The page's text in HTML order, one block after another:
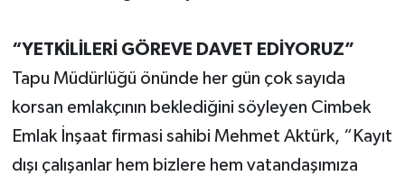
“YETKİLİLERİ GÖREVE DAVET EDİYORUZ”
Tapu Müdürlüğü önünde her gün çok sayıda
korsan emlakçının beklediğini söyleyen Cimbek
Emlak İnşaat firmasi sahibi Mehmet Aktürk, “Kayıt
dışı çalışanlar hem bizlere hem vatandaşımıza